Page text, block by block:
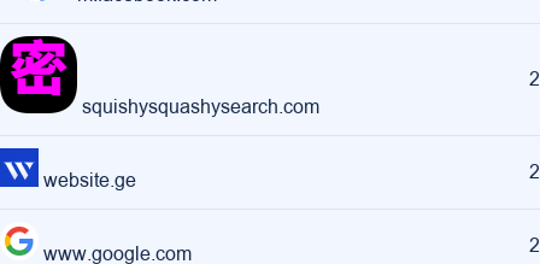
squishysquashysearch.com
2
website.ge 2
www.google.com 2